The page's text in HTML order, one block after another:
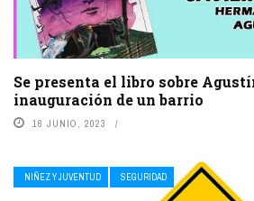
Se presenta el libro sobre
inauguración de un barrio
16 JUNIO, 2023
NIÑEZ Y JUVENTUD SEGURIDAD